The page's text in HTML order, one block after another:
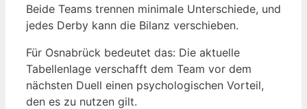
Beide Teams trennen minimale Unterschiede, und
jedes Derby kann die Bilanz verschieben.
Für Osnabrück bedeutet das: Die aktuelle
Tabellenlage verschafft dem Team vor dem
nächsten Duell einen psychologischen Vorteil,
den es zu nutzen gilt.